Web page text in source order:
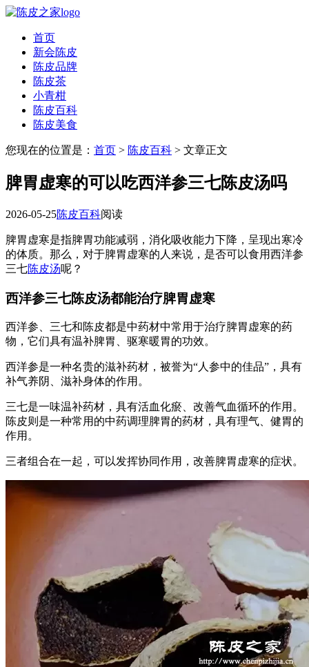
首页
新会陈皮
陈皮品牌
陈皮茶
小青柑
陈皮百科
陈皮美食
您现在的位置是： 首页 > 陈皮百科 > 文章正文
脾胃虚寒的可以吃西洋参三七陈皮汤吗
2026-05-25陈皮百科阅读
脾胃虚寒是指脾胃功能减弱，消化吸收能力下降，呈现出寒冷
的体质。那么，对于脾胃虚寒的人来说，是否可以食用西洋参
三七陈皮汤呢？
西洋参三七陈皮汤都能治疗脾胃虚寒
西洋参、三七和陈皮都是中药材中常用于治疗脾胃虚寒的药
物，它们具有温补脾胃、驱寒暖胃的功效。
西洋参是一种名贵的滋补药材，被誉为“人参中的佳品”，具有
补气养阴、滋补身体的作用。
三七是一味温补药材，具有活血化瘀、改善气血循环的作用。
陈皮则是一种常用的中药调理脾胃的药材，具有理气、健胃的
作用。
三者组合在一起，可以发挥协同作用，改善脾胃虚寒的症状。